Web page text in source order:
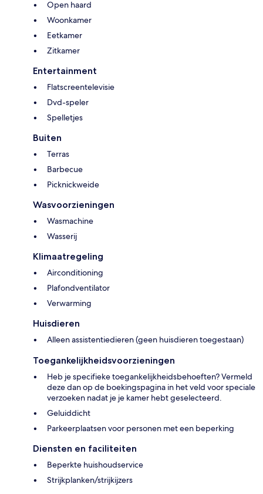
Open haard
Woonkamer
Eetkamer
Zitkamer
Entertainment
Flatscreentelevisie
Dvd-speler
Spelletjes
Buiten
Terras
Barbecue
Picknickweide
Wasvoorzieningen
Wasmachine
Wasserij
Klimaatregeling
Airconditioning
Plafondventilator
Verwarming
Huisdieren
Alleen assistentiedieren (geen huisdieren toegestaan)
Toegankelijkheidsvoorzieningen
Heb je specifieke toegankelijkheidsbehoeften? Vermeld
deze dan op de boekingspagina in het veld voor speciale
verzoeken nadat je je kamer hebt geselecteerd.
Geluiddicht
Parkeerplaatsen voor personen met een beperking
Diensten en faciliteiten
Beperkte huishoudservice
Strijkplanken/strijkijzers